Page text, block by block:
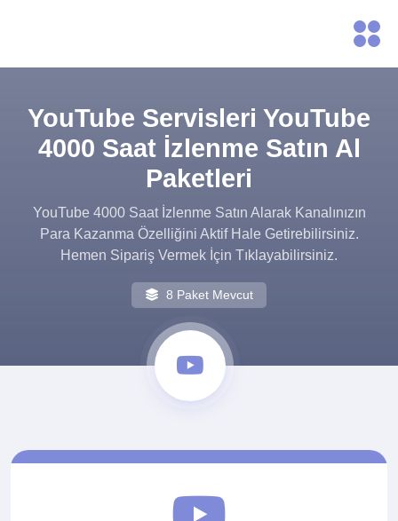
YouTube Servisleri YouTube
4000 Saat İzlenme Satın Al
Paketleri
YouTube 4000 Saat İzlenme Satın Alarak Kanalınızın
Para Kazanma Özelliğini Aktif Hale Getirebilirsiniz.
Hemen Sipariş Vermek İçin Tıklayabilirsiniz.
8 Paket Mevcut